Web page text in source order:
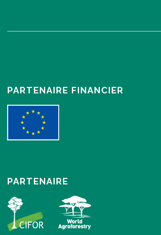
PARTENAIRE FINANCIER
PARTENAIRE